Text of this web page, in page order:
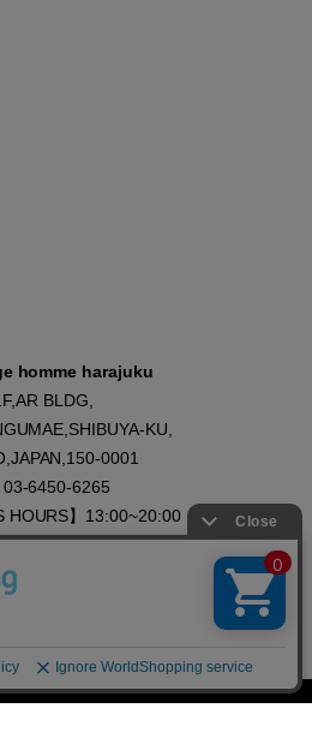
homme harajuku
BLDG,
KU,
0001
03-6450-6265
HOURS】13:00~20:00
】 WEDNESDAY
TOP